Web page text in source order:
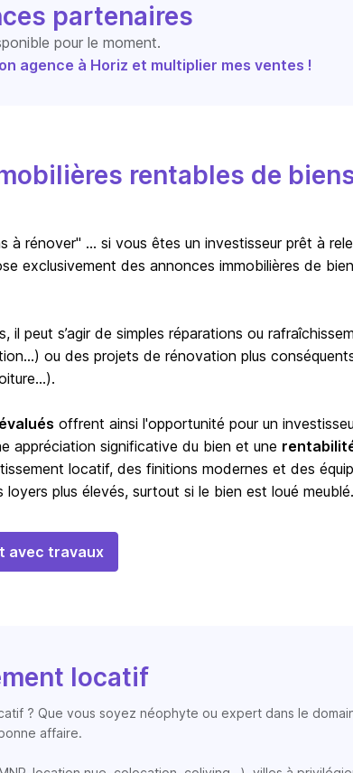
partenaires
pour le moment.
agence à Horiz et multiplier mes ventes !
rentables de
à rénover" … si vous êtes un investisseur prêt à
exclusivement des annonces immobilières de
il peut s’agir de simples réparations ou
ou des projets de rénovation plus
offrent ainsi l'opportunité pour un
appréciation significative du bien et une
locatif, des finitions modernes et des
plus élevés, surtout si le bien est loué meublé.
avec travaux
locatif
? Que vous soyez néophyte ou expert dans le
affaire.